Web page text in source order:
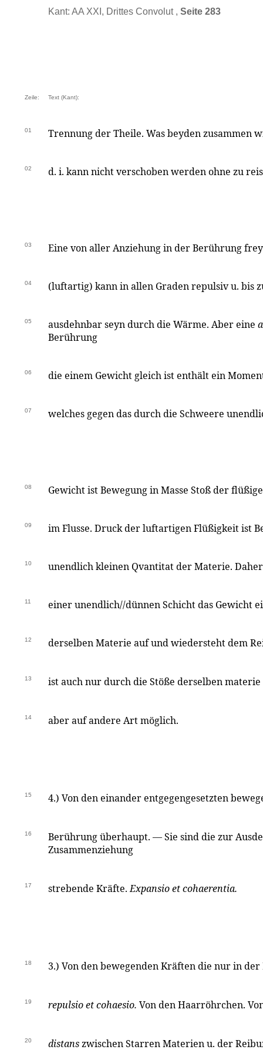
Kant: AA XXI, Drittes Convolut , Seite 283
Zeile: Text (Kant):
01 Trennung der Theile. Was beyden zusammen
02 d. i. kann nicht verschoben werden ohne zu
03 Eine von aller Anziehung in der Berührung
04 (luftartig) kann in allen Graden repulsiv u. bis
05 ausdehnbar seyn durch die Wärme. Aber eine
Berührung
06 die einem Gewicht gleich ist enthält ein
07 welches gegen das durch die Schweere
08 Gewicht ist Bewegung in Masse Stoß der
09 im Flusse. Druck der luftartigen Flüßigkeit ist
10 unendlich kleinen Qvantitat der Materie.
11 einer unendlich//dünnen Schicht das Gewicht
12 derselben Materie auf und wiedersteht dem
13 ist auch nur durch die Stöße derselben
14 aber auf andere Art möglich.
15 4.) Von den einander entgegengesetzten
16
Berührung überhaupt. — Sie sind die zur
Zusammenziehung
17 strebende Kräfte.Expansio et cohaerentia.
18 3.) Von den bewegenden Kräften die nur in
19 repulsio et cohaesio. Von den Haarröhrchen.
20 distanszwischen Starren Materien u. der